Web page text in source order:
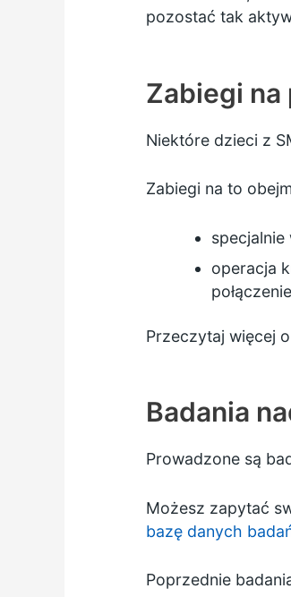
pozostać tak
Zabiegi na
Niektóre dzieci z
Zabiegi na to
operacja
Przeczytaj więcej o
Badania
Prowadzone są
Możesz zapytać
bazę danych
Poprzednie